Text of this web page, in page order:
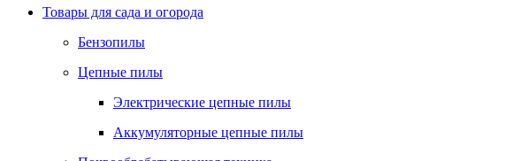
Товары для сада и огорода
Бензопилы
Цепные пилы
Электрические цепные пилы
Аккумуляторные цепные пилы